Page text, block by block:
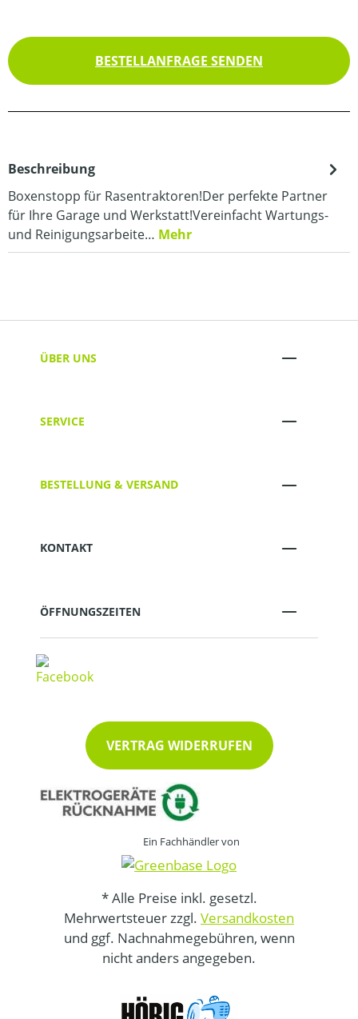
BESTELLANFRAGE SENDEN
Beschreibung
Boxenstopp für Rasentraktoren!Der perfekte Partner
für Ihre Garage und Werkstatt!Vereinfacht Wartungs-
und Reinigungsarbeite… Mehr
ÜBER UNS
SERVICE
BESTELLUNG & VERSAND
KONTAKT
ÖFFNUNGSZEITEN
VERTRAG WIDERRUFEN
Ein Fachhändler von
* Alle Preise inkl. gesetzl.
Mehrwertsteuer zzgl. Versandkosten
und ggf. Nachnahmegebühren, wenn
nicht anders angegeben.